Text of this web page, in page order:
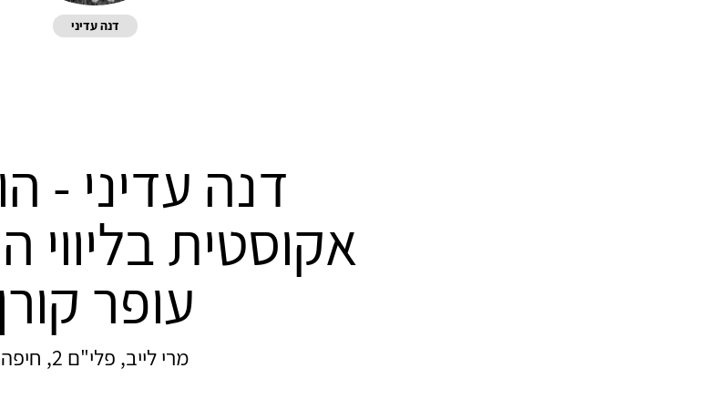
דנה עדיני
דנה עדיני -
אקוסטית בליווי
עופר קורן
מרי לייב, פלי"ם 2, חיפה